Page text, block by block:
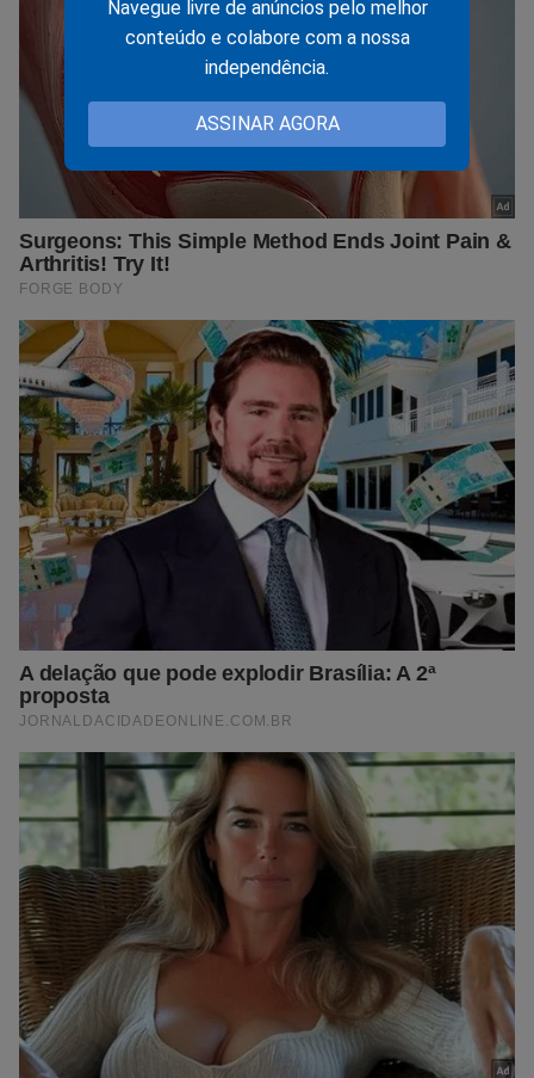
Navegue livre de anúncios pelo melhor
conteúdo e colabore com a nossa
independência.
ASSINAR AGORA